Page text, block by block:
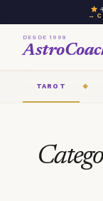
→
DESDE 1998
TAROT ◆